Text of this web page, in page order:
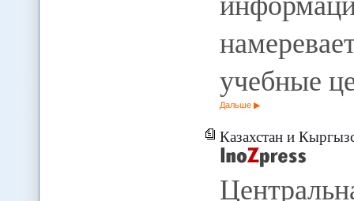
учебные
Дальше
Казахстан и Кыргызстан хотят